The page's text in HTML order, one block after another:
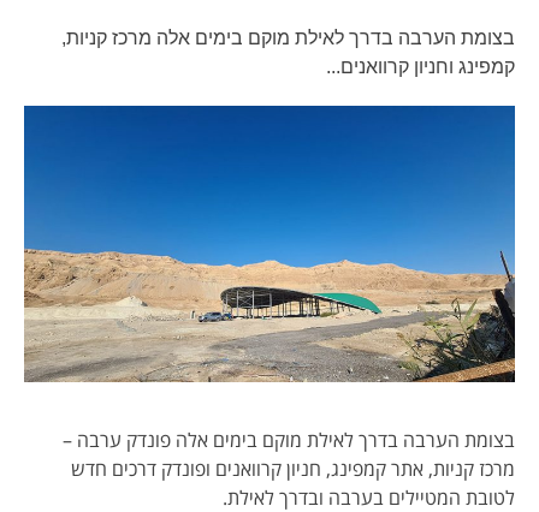
בצומת הערבה בדרך לאילת מוקם בימים אלה מרכז קניות,
קמפינג וחניון קרוואנים...
בצומת הערבה בדרך לאילת מוקם בימים אלה פונדק ערבה –
מרכז קניות, אתר קמפינג, חניון קרוואנים ופונדק דרכים חדש
לטובת המטיילים בערבה ובדרך לאילת.